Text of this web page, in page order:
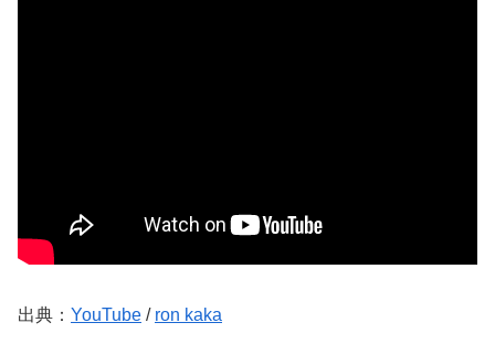
出典： YouTube / ron kaka